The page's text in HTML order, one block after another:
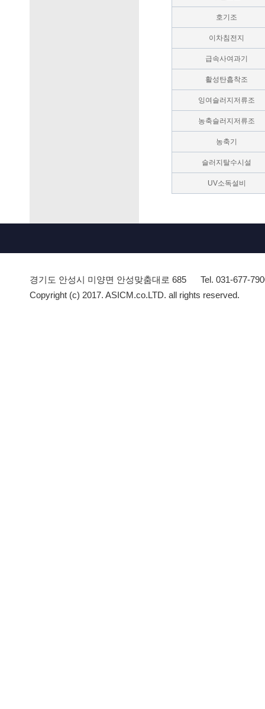
호기조
이차침전지
급속사여과기
활성탄흡착조
잉여슬러지저류조
농축슬러지저류조
농축기
슬러지탈수시설
UV소독설비
경기도 안성시 미양면 안성맞춤대로 685
Tel. 031-677-
Copyright (c) 2017. ASICM.co.LTD. all rights reserved.